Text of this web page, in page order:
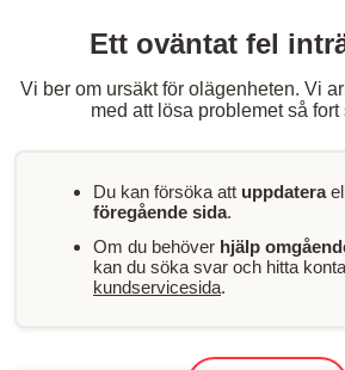
Ett oväntat fel
Vi ber om ursäkt för olägenheten. Vi
med att lösa problemet så fort
Du kan försöka att uppdatera
föregående sida.
Om du behöver hjälp
kan du söka svar och hitta
kundservicesida.